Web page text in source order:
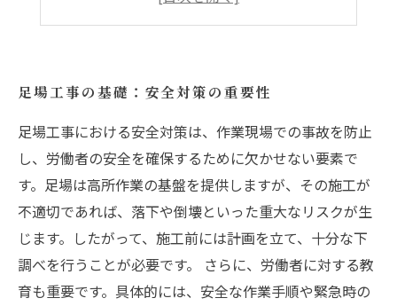
足場工事の基礎：安全対策の重要性
足場工事における安全対策は、作業現場での事故を防止
し、労働者の安全を確保するために欠かせない要素で
す。足場は高所作業の基盤を提供しますが、その施工が
不適切であれば、落下や倒壊といった重大なリスクが生
じます。したがって、施工前には計画を立て、十分な下
調べを行うことが必要です。 さらに、労働者に対する教
育も重要です。具体的には、安全な作業手順や緊急時の